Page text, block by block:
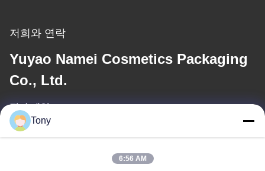
저희와 연락
Yuyao Namei Cosmetics Packaging
Co., Ltd.
전자 메일
Tony
6:56 AM